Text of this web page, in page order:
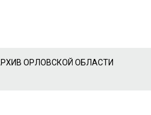
ОРЛОВСКОЙ ОБЛАСТИ